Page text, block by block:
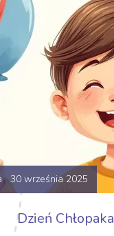
30 września 2025
Dzień Chłopaka